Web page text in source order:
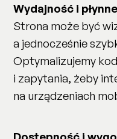
Wydajność i
Strona może być
a jednocześnie
Optymalizujemy
i zapytania, żeby
na urządzeniach
Dostępność i